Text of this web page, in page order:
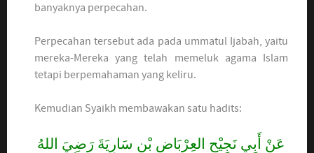
banyaknya perpecahan.
Perpecahan tersebut ada pada ummatul Ijabah, yaitu
mereka-Mereka yang telah memeluk agama Islam
tetapi berpemahaman yang keliru.
Kemudian Syaikh membawakan satu hadits:
عَنْ أَبِي نَجِيْحٍ العِرْبَاضِ بْنِ سَارِيَةَ رَضِيَ اللهُ